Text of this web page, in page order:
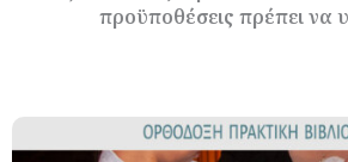
προϋποθέσεις πρέπει να